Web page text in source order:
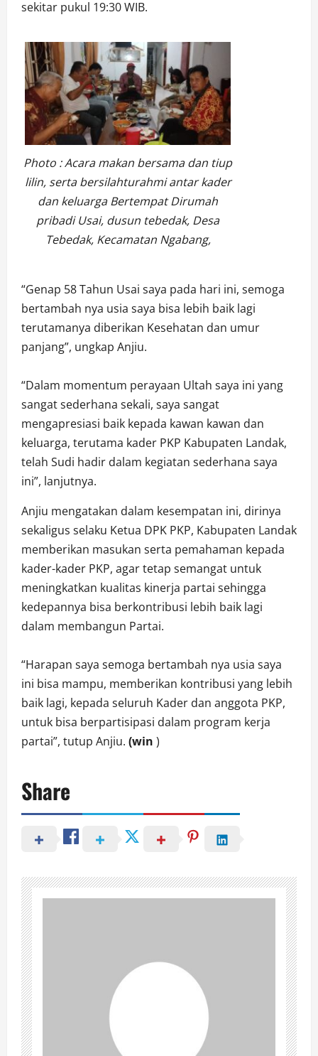
sekitar pukul 19:30 WIB.
Photo : Acara makan bersama dan tiup
lilin, serta bersilahturahmi antar kader
dan keluarga Bertempat Dirumah
pribadi Usai, dusun tebedak, Desa
Tebedak, Kecamatan Ngabang,
“Genap 58 Tahun Usai saya pada hari ini, semoga
bertambah nya usia saya bisa lebih baik lagi
terutamanya diberikan Kesehatan dan umur
panjang”, ungkap Anjiu.
“Dalam momentum perayaan Ultah saya ini yang
sangat sederhana sekali, saya sangat
mengapresiasi baik kepada kawan kawan dan
keluarga, terutama kader PKP Kabupaten Landak,
telah Sudi hadir dalam kegiatan sederhana saya
ini”, lanjutnya.
Anjiu mengatakan dalam kesempatan ini, dirinya
sekaligus selaku Ketua DPK PKP, Kabupaten Landak
memberikan masukan serta pemahaman kepada
kader-kader PKP, agar tetap semangat untuk
meningkatkan kualitas kinerja partai sehingga
kedepannya bisa berkontribusi lebih baik lagi
dalam membangun Partai.
“Harapan saya semoga bertambah nya usia saya
ini bisa mampu, memberikan kontribusi yang lebih
baik lagi, kepada seluruh Kader dan anggota PKP,
untuk bisa berpartisipasi dalam program kerja
partai”, tutup Anjiu. (win )
Share